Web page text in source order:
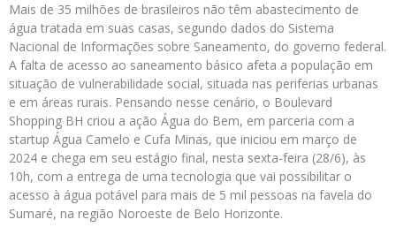
Mais de 35 milhões de brasileiros não têm abastecimento de
água tratada em suas casas, segundo dados do Sistema
Nacional de Informações sobre Saneamento, do governo federal.
A falta de acesso ao saneamento básico afeta a população em
situação de vulnerabilidade social, situada nas periferias urbanas
e em áreas rurais. Pensando nesse cenário, o Boulevard
Shopping BH criou a ação Água do Bem, em parceria com a
startup Água Camelo e Cufa Minas, que iniciou em março de
2024 e chega em seu estágio final, nesta sexta-feira (28/6), às
10h, com a entrega de uma tecnologia que vai possibilitar o
acesso à água potável para mais de 5 mil pessoas na favela do
Sumaré, na região Noroeste de Belo Horizonte.